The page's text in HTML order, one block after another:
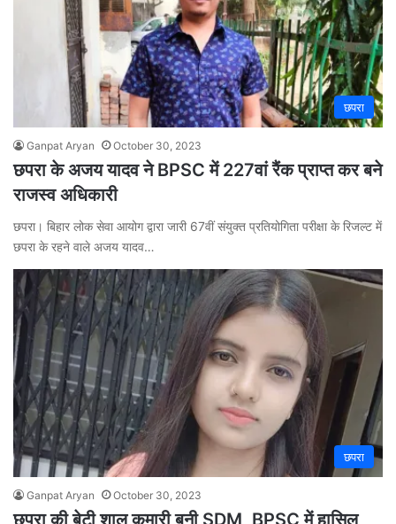
छपरा
Ganpat Aryan October 30, 2023
छपरा के अजय यादव ने BPSC में 227वां रैंक प्राप्त कर बने
राजस्व अधिकारी
छपरा। बिहार लोक सेवा आयोग द्वारा जारी 67वीं संयुक्त प्रतियोगिता परीक्षा के रिजल्ट में
छपरा के रहने वाले अजय यादव…
छपरा
Ganpat Aryan October 30, 2023